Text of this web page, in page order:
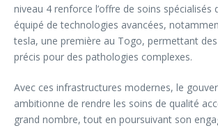
niveau 4 renforce l’offre de soins spécialisés
équipé de technologies avancées,
tesla, une première au Togo, permettant
précis pour des pathologies complexes.
Avec ces infrastructures modernes, le
ambitionne de rendre les soins de qualité
grand nombre, tout en poursuivant son